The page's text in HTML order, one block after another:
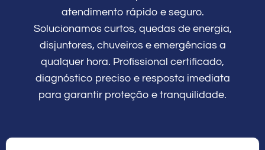
atendimento rápido e seguro.
Solucionamos curtos, quedas de energia,
disjuntores, chuveiros e emergências a
qualquer hora. Profissional certificado,
diagnóstico preciso e resposta imediata
para garantir proteção e tranquilidade.